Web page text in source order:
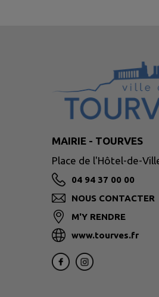
MAIRIE - TOURVES
Place de l'Hôtel-de-
04 94 37 00 00
NOUS CONTACTER
M'Y RENDRE
www.tourves.fr